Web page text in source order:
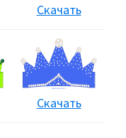
Скачать
Скачать